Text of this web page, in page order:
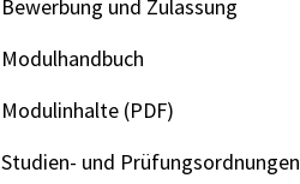
Bewerbung und Zulassung
Modulhandbuch
Modulinhalte (PDF)
Studien- und Prüfungsordnungen